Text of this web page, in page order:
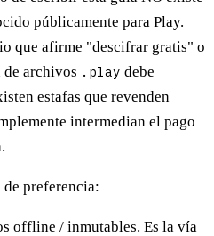
públicamente para Play.
que afirme "descifrar gratis" o
archivos .play debe
estafas que revenden
intermedian el pago
de preferencia:
offline / inmutables. Es la vía